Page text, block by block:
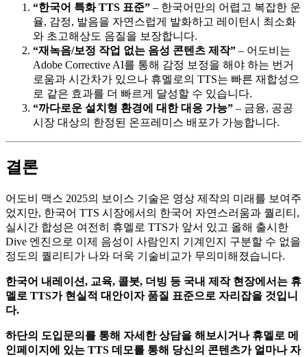
“한국어 특화 TTS 표준” – 한국어만의 어렵고 복잡한 운
율, 감정, 발음을 자연스럽게 발화하고 레이턴시 최소화
와 초고해상도 음질을 보장합니다.
“재녹음/보정 작업 없는 음성 콘텐츠 제작” – 어도비는
Adobe Corrective AI를 통해 감정 보정을 해야 하는 번거
로움과 시간차가 있으나 휴멜로의 TTS는 빠른 재합성으
로 같은 효과를 더 빠르게 달성할 수 있습니다.
“까다로운 설치형 환경에 대한 대응 가능” – 금융, 공공
시장 대상의 한정된 온프레미스 배포가 가능합니다.
결론
어도비 맥스 2025의 보이스 기술은 영상 제작의 미래를 보여주
었지만, 한국어 TTS 시장에서의 한국어 자연스러움과 퀄리티,
실시간 합성은 여전히 휴멜로 TTS가 앞서 있고 올해 출시한
Dive 엔진으로 이제 음성이 사람인지 기계인지 구분할 수 없을
정도의 퀄리티가 나와 더욱 기술비교가 무의미해졌습니다.
한국어 내레이션, 교육, 콜봇, 더빙 등 국내 제작 현장에서는 휴
멜로 TTS가 현실적 대안이자 품질 표준으로 자리잡을 것입니
다.
하단의 도입문의를 통해 자세한 상담을 해보시거나 휴멜로 메
인페이지에 있는 TTS 데모를 통해 당신의 콘텐츠가 얼마나 자